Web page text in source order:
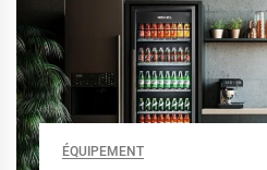
ÉQUIPEMENT